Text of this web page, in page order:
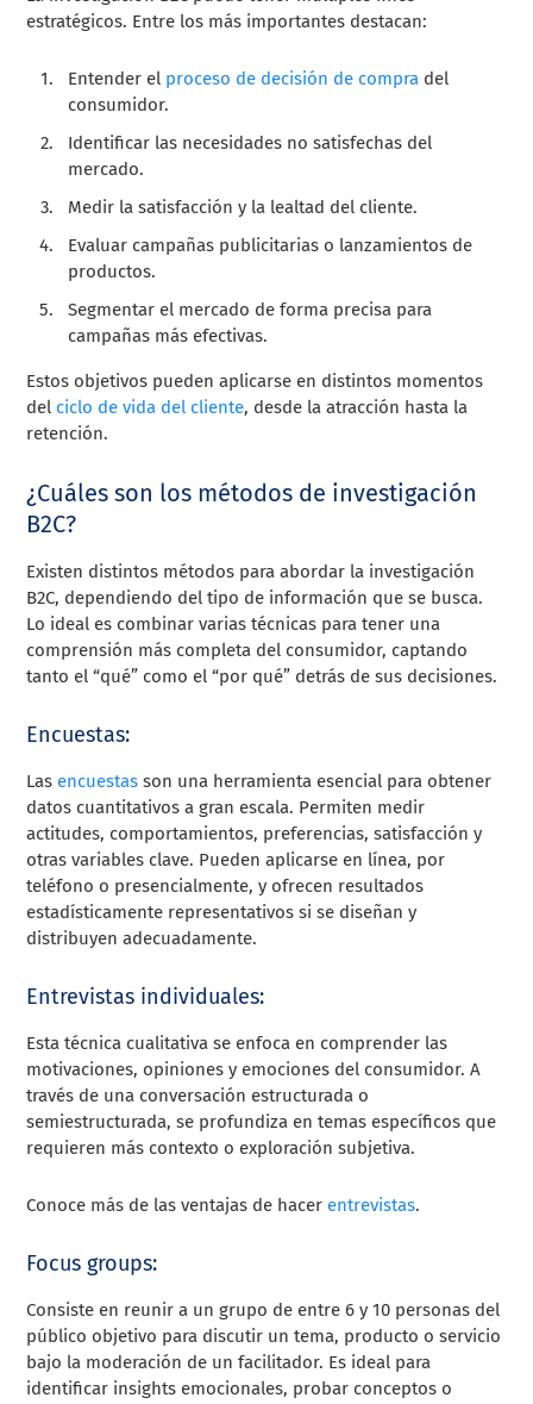
estratégicos. Entre los más importantes destacan:
Entender el proceso de decisión de compra del
consumidor.
Identificar las necesidades no satisfechas del
mercado.
Medir la satisfacción y la lealtad del cliente.
Evaluar campañas publicitarias o lanzamientos de
productos.
Segmentar el mercado de forma precisa para
campañas más efectivas.
Estos objetivos pueden aplicarse en distintos momentos
del ciclo de vida del cliente, desde la atracción hasta la
retención.
¿Cuáles son los métodos de investigación
B2C?
Existen distintos métodos para abordar la investigación
B2C, dependiendo del tipo de información que se busca.
Lo ideal es combinar varias técnicas para tener una
comprensión más completa del consumidor, captando
tanto el “qué” como el “por qué” detrás de sus decisiones.
Encuestas:
Las encuestas son una herramienta esencial para obtener
datos cuantitativos a gran escala. Permiten medir
actitudes, comportamientos, preferencias, satisfacción y
otras variables clave. Pueden aplicarse en línea, por
teléfono o presencialmente, y ofrecen resultados
estadísticamente representativos si se diseñan y
distribuyen adecuadamente.
Entrevistas individuales:
Esta técnica cualitativa se enfoca en comprender las
motivaciones, opiniones y emociones del consumidor. A
través de una conversación estructurada o
semiestructurada, se profundiza en temas específicos que
requieren más contexto o exploración subjetiva.
Conoce más de las ventajas de hacer entrevistas.
Focus groups:
Consiste en reunir a un grupo de entre 6 y 10 personas del
público objetivo para discutir un tema, producto o servicio
bajo la moderación de un facilitador. Es ideal para
identificar insights emocionales, probar conceptos o